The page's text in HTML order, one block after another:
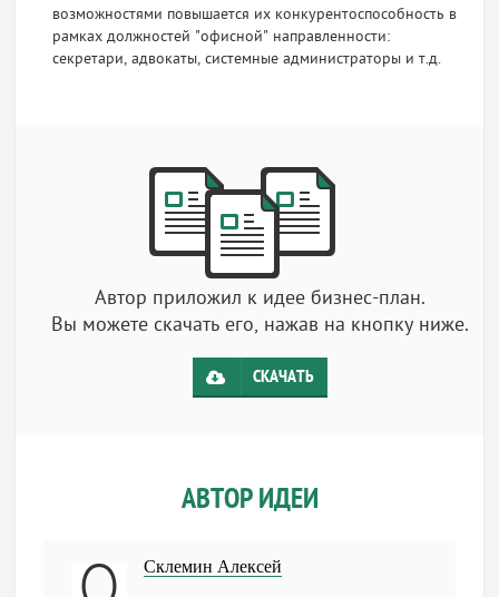
возможностями повышается их конкурентоспособность в
рамках должностей "офисной" направленности:
секретари, адвокаты, системные администраторы и т.д.
Автор приложил к идее бизнес-план.
Вы можете скачать его, нажав на кнопку ниже.
СКАЧАТЬ
АВТОР ИДЕИ
Склемин Алексей